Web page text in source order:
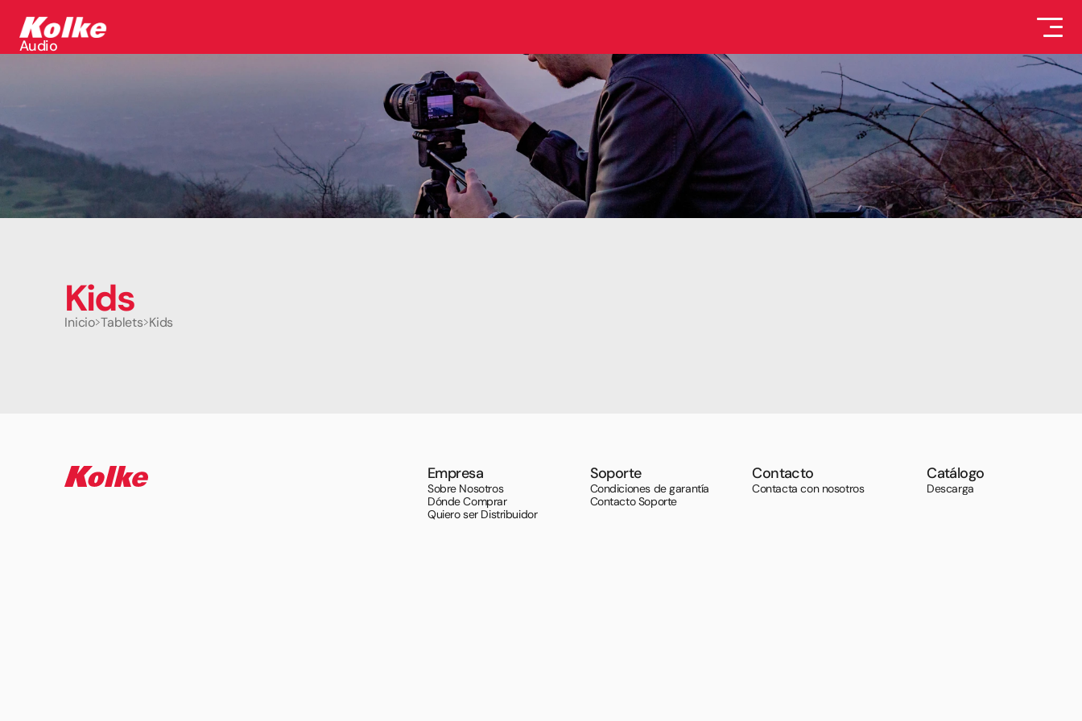
Audio
Conectividad
Gaming
Seguridad
Perifericos
Televisores
Tabletas
Kids
Inicio Tablets Kids
Empresa
Sobre Nosotros
Dónde Comprar
Quiero ser Distribuidor
Soporte
Condiciones de garantía
Contacto Soporte
Contacto
Contacta con nosotros
Catálogo
Descarga